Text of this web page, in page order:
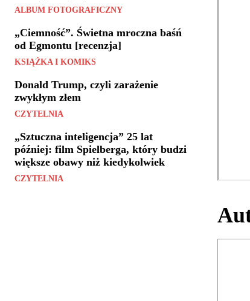
ALBUM FOTOGRAFICZNY
„Ciemność”. Świetna mroczna baśń
od Egmontu [recenzja]
KSIĄŻKA I KOMIKS
Donald Trump, czyli zarażenie
zwykłym złem
CZYTELNIA
„Sztuczna inteligencja” 25 lat
później: film Spielberga, który budzi
większe obawy niż kiedykolwiek
CZYTELNIA